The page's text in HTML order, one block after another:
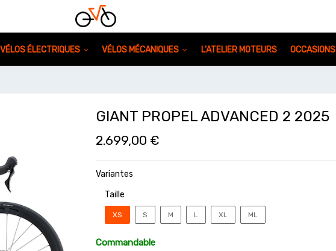
VÉLOS ÉLECTRIQUES VÉLOS MÉCANIQUES L'ATELIER MOTEURS OCCASIONS
GIANT PROPEL ADVANCED 2 2025
2.699,00 €
Variantes
Taille
XS S M L XL ML
Commandable